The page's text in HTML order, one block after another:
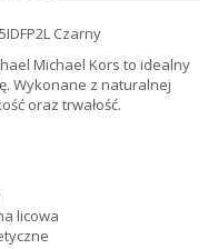
Czarny
Michael Kors to idealny
Wykonane z naturalnej
oraz trwałość.
licowa